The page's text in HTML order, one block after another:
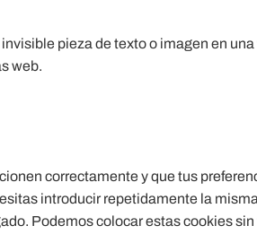
pieza de texto o imagen en
web.
correctamente y que tus
introducir repetidamente la
Podemos colocar estas cookies